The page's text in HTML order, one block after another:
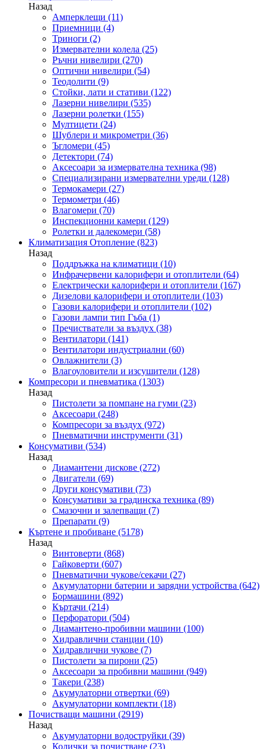
Назад
Амперклещи (11)
Приемници (4)
Триноги (2)
Измервателни колела (25)
Ръчни нивелири (270)
Оптични нивелири (54)
Теодолити (9)
Стойки, лати и стативи (122)
Лазерни нивелири (535)
Лазерни ролетки (155)
Мултицети (24)
Шублери и микрометри (36)
Ъгломери (45)
Детектори (74)
Аксесоари за измервателна техника (98)
Специализирани измервателни уреди (128)
Термокамери (27)
Термометри (46)
Влагомери (70)
Инспекционни камери (129)
Ролетки и далекомери (58)
Климатизация Отопление (823)
Назад
Поддръжка на климатици (10)
Инфрачервени калорифери и отоплители (64)
Електрически калорифери и отоплители (167)
Дизелови калорифери и отоплители (103)
Газови калорифери и отоплители (102)
Газови лампи тип Гъба (1)
Пречистватели за въздух (38)
Вентилатори (141)
Вентилатори индустриални (60)
Овлажнители (3)
Влагоуловители и изсушители (128)
Компресори и пневматика (1303)
Назад
Пистолети за помпане на гуми (23)
Аксесоари (248)
Компресори за въздух (972)
Пневматични инструменти (31)
Консумативи (534)
Назад
Диамантени дискове (272)
Двигатели (69)
Други консумативи (73)
Консумативи за градинска техника (89)
Смазочни и залепващи (7)
Препарати (9)
Къртене и пробиване (5178)
Назад
Винтоверти (868)
Гайковерти (607)
Пневматични чукове/секачи (27)
Акумулаторни батерии и зарядни устройства (642)
Бормашини (892)
Къртачи (214)
Перфоратори (504)
Диамантено-пробивни машини (100)
Хидравлични станции (10)
Хидравлични чукове (7)
Пистолети за пирони (25)
Аксесоари за пробивни машини (949)
Такери (238)
Акумулаторни отвертки (69)
Акумулаторни комплекти (18)
Почистващи машини (2919)
Назад
Акумулаторни водоструйки (39)
Колички за почистване (23)